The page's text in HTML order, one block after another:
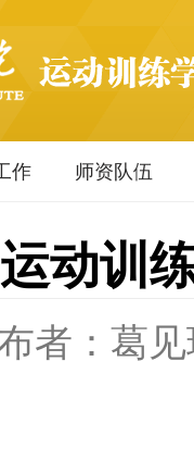
作 师资队伍
动训
者：葛